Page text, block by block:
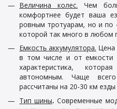
Величина колес. Чем
комфортнее будет ваша
ровным тротуарам, но и по
которой так много в любом
Емкость аккумулятора. Цена
в том числе и от емкости
характеристика,
автономным. Чаще
рассчитаны на 20-30 км езды
Тип шины. Современные